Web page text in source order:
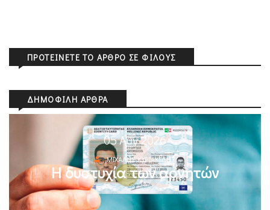
ΠΡΟΤΕΊΝΕΤΕ ΤΟ ΆΡΘΡΟ ΣΕ ΦΊΛΟΥΣ
ΔΗΜΟΦΙΛΉ ΆΡΘΡΑ
05 Αυγ 2026
ΜΙΧΆΛΗΣ ΚΥΡΙΑΚΊΔΗΣ
Η δυστυχία των αρνητών